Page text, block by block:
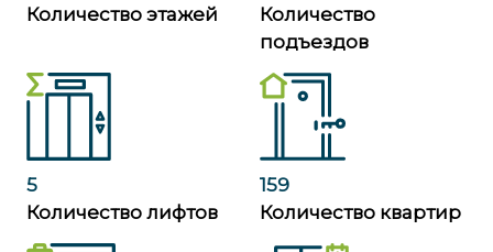
Количество этажей
Количество
подъездов
5
Количество лифтов
159
Количество квартир